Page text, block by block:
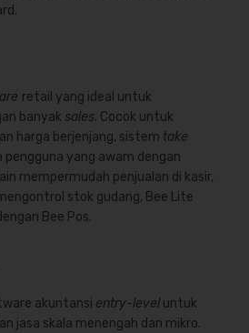
retail yang ideal untuk
banyak sales. Cocok untuk
harga berjenjang, sistem take
pengguna yang awam dengan
mempermudah penjualan di kasir,
stok gudang, Bee Lite
Bee Pos.
akuntansi entry-level untuk
jasa skala menengah dan mikro.